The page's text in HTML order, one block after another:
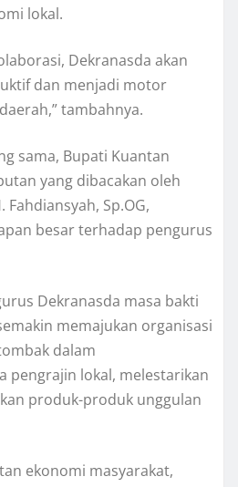
lokal.
Dekranasda akan
dan menjadi motor
tambahnya.
sama, Bupati Kuantan
yang dibacakan oleh
Fahdiansyah, Sp.OG,
besar terhadap pengurus
Dekranasda masa bakti
memajukan organisasi
dalam
pengrajin lokal, melestarikan
produk-produk unggulan
ekonomi masyarakat,